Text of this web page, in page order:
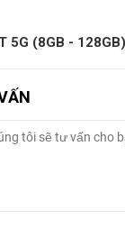
sạc nhanh
khổng lồ với máy
dung, ngay cả
5G (8GB -